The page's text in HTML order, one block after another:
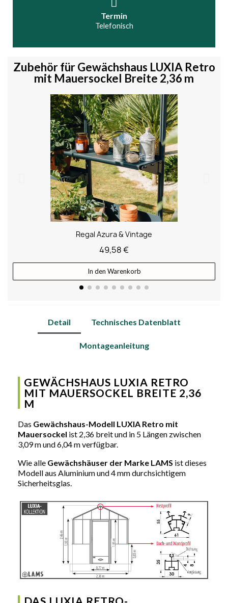
Termin
Telefonisch
Zubehör für Gewächshaus LUXIA Retro
mit Mauersockel Breite 2,36 m
Regal Azura & Vintage
49,58 €
In den Warenkorb
Detail Technisches Datenblatt
Montageanleitung
GEWÄCHSHAUS LUXIA RETRO
MIT MAUERSOCKEL BREITE 2,36
M
Das Gewächshaus-Modell LUXIA Retro mit
Mauersockel ist 2,36 breit und in 5 Längen zwischen
3,09 m und 6,04 m verfügbar.
Wie alle Gewächshäuser der Marke LAMS ist dieses
Modell aus Aluminium und 4 mm durchsichtigem
Sicherheitsglas.